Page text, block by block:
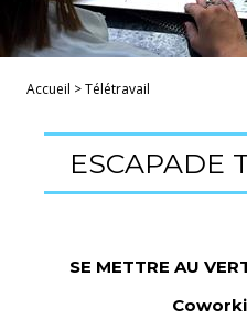
Accueil >Télétravail
ESCAPADE
SE METTRE AU